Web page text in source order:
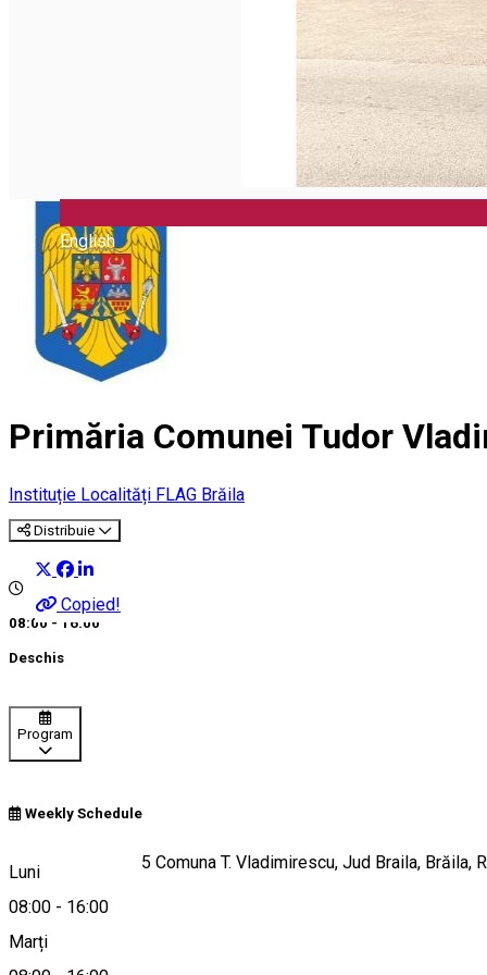
English
Primăria Comunei Tudor
Instituție Localități FLAG Brăila
Distribuie
Copied!
08:00 - 16:00
Deschis
Program
Weekly Schedule
Luni
08:00 - 16:00
Marți
Str. Principală, nr. 5 Comuna T. Vladimirescu, Jud Braila, Brăila,
Hartă